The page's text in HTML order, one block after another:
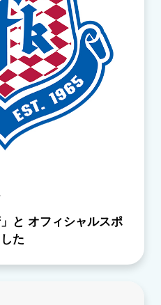
と オフィシャルスポ
た